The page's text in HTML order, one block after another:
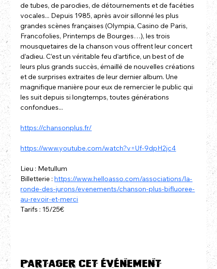
de tubes, de parodies, de détournements et de facéties
vocales... Depuis 1985, après avoir sillonné les plus
grandes scènes françaises (Olympia, Casino de Paris,
Francofolies, Printemps de Bourges…), les trois
mousquetaires de la chanson vous offrent leur concert
d’adieu. C’est un véritable feu d’artifice, un best of de
leurs plus grands succès, émaillé de nouvelles créations
et de surprises extraites de leur dernier album. Une
magnifique manière pour eux de remercier le public qui
les suit depuis si longtemps, toutes générations
confondues...
https://chansonplus.fr/
https://www.youtube.com/watch?v=Uf-9dpH2jc4
Lieu : Metullum
Billetterie : https://www.helloasso.com/associations/la-
ronde-des-jurons/evenements/chanson-plus-bifluoree-
au-revoir-et-merci
Tarifs : 15/25€
Partager cet événement